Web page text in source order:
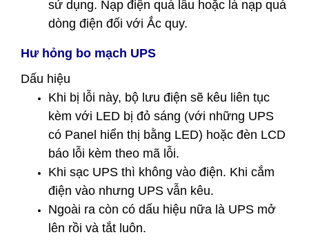
sử dụng. Nạp điện quá lâu hoặc là nạp quá
dòng điện đối với Ắc quy.
Hư hỏng bo mạch UPS
Dấu hiệu
Khi bị lỗi này, bộ lưu điện sẽ kêu liên tục
kèm với LED bị đỏ sáng (với những UPS
có Panel hiển thị bằng LED) hoặc đèn LCD
báo lỗi kèm theo mã lỗi.
Khi sạc UPS thì không vào điện. Khi cắm
điện vào nhưng UPS vẫn kêu.
Ngoài ra còn có dấu hiệu nữa là UPS mở
lên rồi và tắt luôn.